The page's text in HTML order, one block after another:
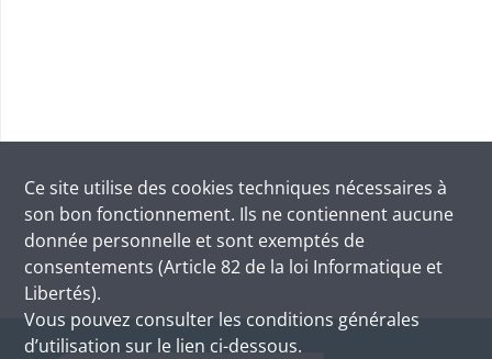
Ce site utilise des cookies techniques nécessaires à
son bon fonctionnement. Ils ne contiennent aucune
donnée personnelle et sont exemptés de
consentements (Article 82 de la loi Informatique et
Libertés).
Vous pouvez consulter les conditions générales
d’utilisation sur le lien ci-dessous.